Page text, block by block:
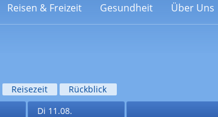
Reisen & Freizeit Gesundheit Über Uns
Reisezeit
Rückblick
Di 11.08.